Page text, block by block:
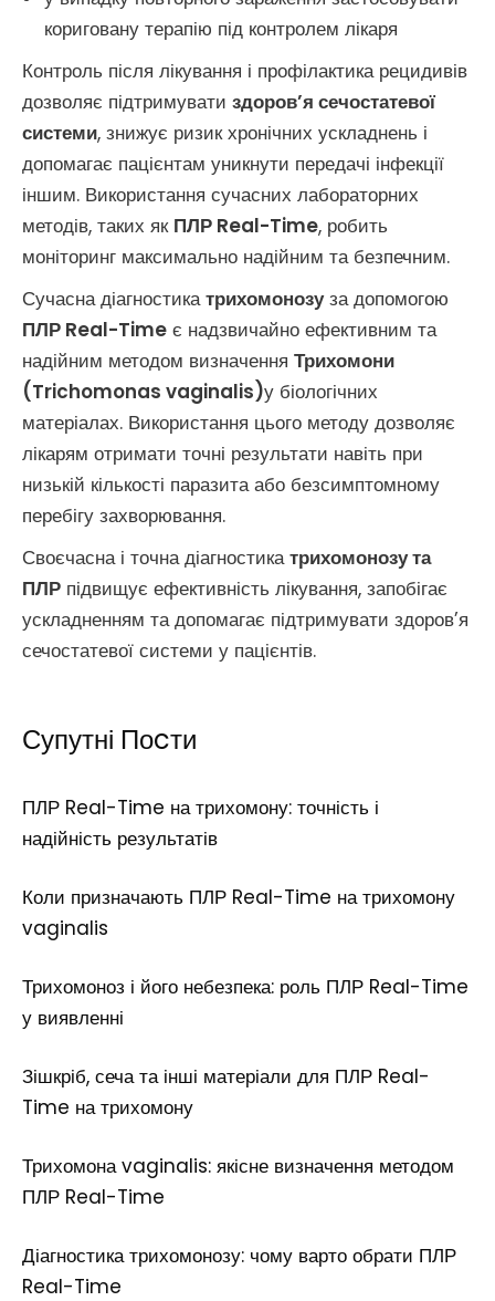
кориговану терапію під контролем лікаря
Контроль після лікування і профілактика рецидивів
дозволяє підтримувати здоров’я сечостатевої
системи, знижує ризик хронічних ускладнень і
допомагає пацієнтам уникнути передачі інфекції
іншим. Використання сучасних лабораторних
методів, таких як ПЛР Real-Time, робить
моніторинг максимально надійним та безпечним.
Сучасна діагностикатрихомонозуза допомогою
ПЛР Real-Time є надзвичайно ефективним та
надійним методом визначення Трихомони
(Trichomonas vaginalis)у біологічних
матеріалах. Використання цього методу дозволяє
лікарям отримати точні результати навіть при
низькій кількості паразита або безсимптомному
перебігу захворювання.
Своєчасна і точна діагностикатрихомонозу та
ПЛР підвищує ефективність лікування, запобігає
ускладненням та допомагає підтримувати здоров’я
сечостатевої системи у пацієнтів.
Супутні Поcти
ПЛР Real-Time на трихомону: точність і
надійність результатів
Коли призначають ПЛР Real-Time на трихомону
vaginalis
Трихомоноз і його небезпека: роль ПЛР Real-Time
у виявленні
Зішкріб, сеча та інші матеріали для ПЛР Real-
Time на трихомону
Трихомона vaginalis: якісне визначення методом
ПЛР Real-Time
Діагностика трихомонозу: чому варто обрати ПЛР
Real-Time